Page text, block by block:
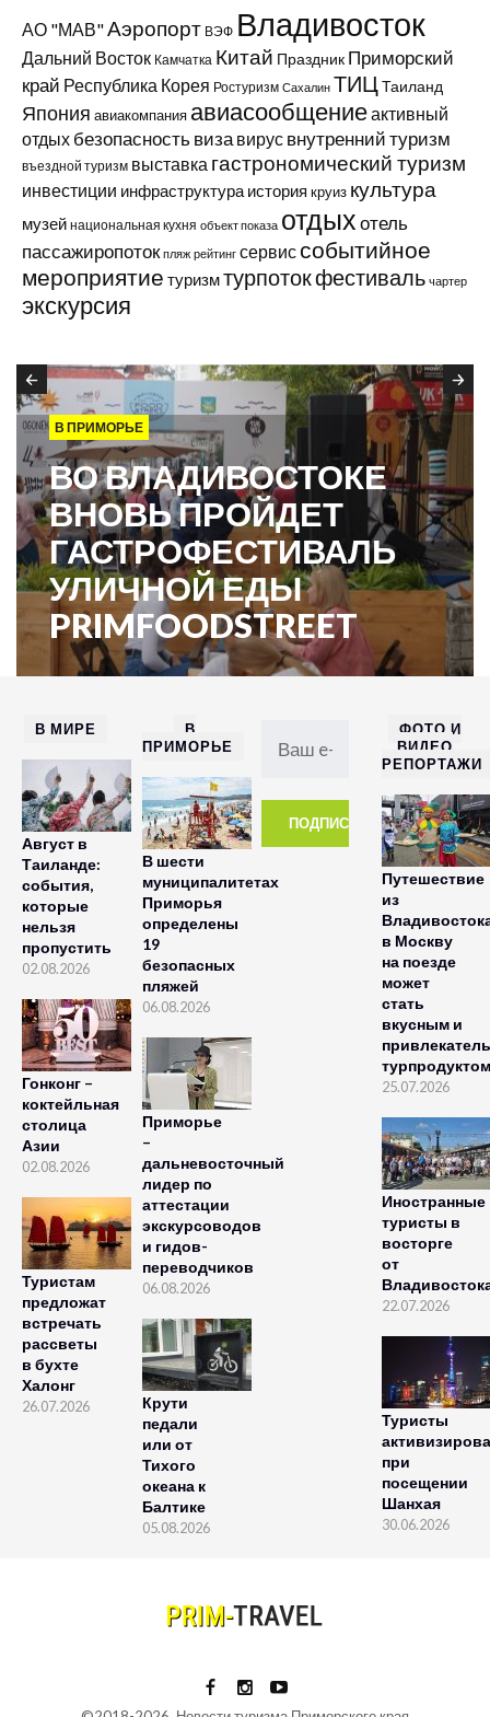
АО "МАВ"Аэропорт ВЭФ Владивосток
Дальний Восток Камчатка Китай Праздник Приморский
край Республика Корея Ростуризм Сахалин ТИЦТаиланд
Япония авиакомпания авиасообщениеактивный
отдых безопасность виза вирус внутренний туризм
въездной туризм выставка гастрономический туризм
инвестиции инфраструктура история круиз культура
музей национальная кухня объект показа отдыхотель
пассажиропоток пляж рейтинг сервис событийное
мероприятие туризмтурпотокфестиваль чартер
экскурсия
В ПРИМОРЬЕ
ВО ВЛАДИВОСТОКЕ
ВНОВЬ ПРОЙДЕТ
ГАСТРОФЕСТИВАЛЬ
УЛИЧНОЙ ЕДЫ
PRIMFOODSTREET
В МИРЕ
Август в
Таиланде:
события,
которые
нельзя
пропустить
02.08.2026
Гонконг –
коктейльная
столица
Азии
02.08.2026
Туристам
предложат
встречать
рассветы
в бухте
Халонг
26.07.2026
В
ПРИМОРЬЕ
В шести
муниципалитетах
Приморья
определены
19
безопасных
пляжей
06.08.2026
Приморье
–
дальневосточный
лидер по
аттестации
экскурсоводов
и гидов-
переводчиков
06.08.2026
Крути
педали
или от
Тихого
океана к
Балтике
05.08.2026
ФОТО И
ВИДЕО
РЕПОРТАЖИ
Путешествие
из
в Москву
на поезде
может
стать
вкусным и
турпродуктом
25.07.2026
Иностранные
туристы в
восторге
от
22.07.2026
Туристы
при
посещении
Шанхая
30.06.2026